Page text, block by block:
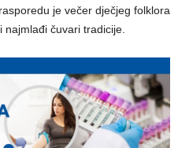
je večer dječjeg folklora
čuvari tradicije.